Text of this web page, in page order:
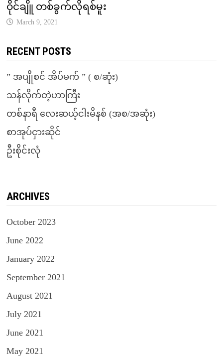
ဝိုင်ချိူ တစ်ခွက်လိုရစ်မူး
March 9, 2021
RECENT POSTS
” အပျိုစင် အိပ်မက် ” ( စ/ဆုံး)
သန်လိုက်တဲ့ဟာကြီး
တစ်နာရီ လေးဆယ့်ငါးမိနစ် (အစ/အဆုံး)
စာအုပ်ငှားဆိုင်
ဦးစိုင်းလုံ
ARCHIVES
October 2023
June 2022
January 2022
September 2021
August 2021
July 2021
June 2021
May 2021